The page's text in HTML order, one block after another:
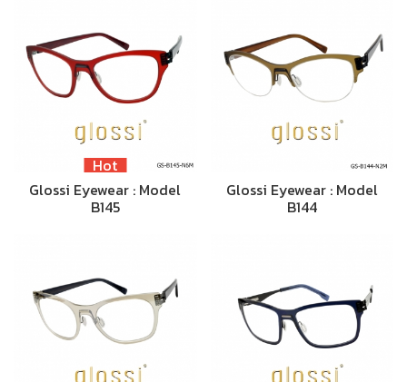
Hot
Glossi Eyewear : Model
B145
Glossi Eyewear : Model
B144